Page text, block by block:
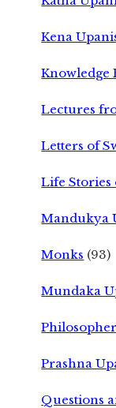
Kena
Knowledge
Lectures
Letters of
Life Stories
Mandukya
Monks (93)
Mundaka
Prashna
Questions